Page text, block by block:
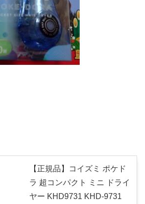
【正規品】コイズミ ポケド
ラ 超コンパクト ミニ ドライ
ヤー KHD9731 KHD-9731